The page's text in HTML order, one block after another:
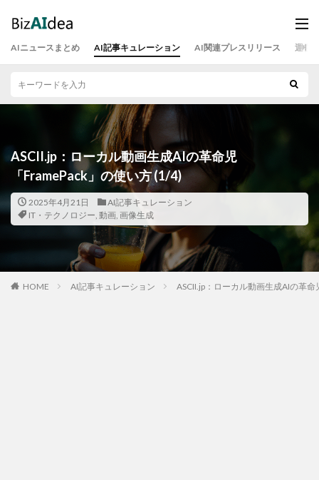
AIニュースまとめ AI記事キュレーション AI関連プレスリリース 運営
ASCII.jp：ローカル動画生成AIの革命児
「FramePack」の使い方 (1/4)
2025年4月21日
AI記事キュレーション
IT・テクノロジー, 動画, 画像生成
HOME AI記事キュレーション ASCII.jp：ローカル動画生成AIの革